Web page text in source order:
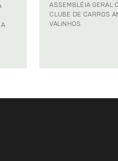
ASSEMBLÉIA GERAL
CLUBE DE CARROS
VALINHOS